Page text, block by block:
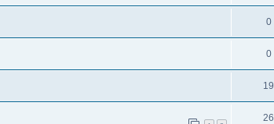
0
0
19
26